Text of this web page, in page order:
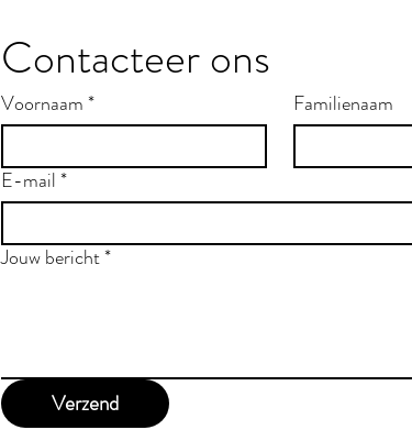
Contacteer ons
Voornaam* Familienaam
E-mail*
Jouw bericht*
Verzend